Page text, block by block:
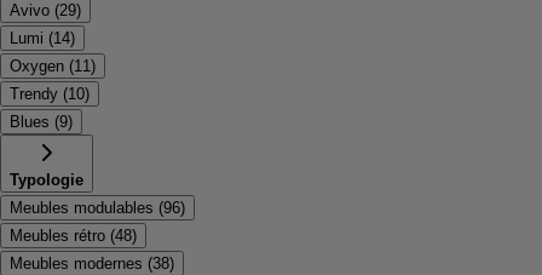
Avivo (29)
Lumi (14)
Oxygen (11)
Trendy (10)
Blues (9)
Typologie
Meubles modulables (96)
Meubles rétro (48)
Meubles modernes (38)